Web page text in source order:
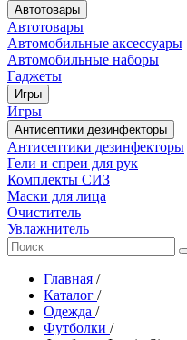
Автотовары
Автотовары
Автомобильные аксессуары
Автомобильные наборы
Гаджеты
Игры
Игры
Антисептики дезинфекторы
Антисептики дезинфекторы
Гели и спреи для рук
Комплекты СИЗ
Маски для лица
Очиститель
Увлажнитель
Главная /
Каталог /
Одежда /
Футболки /